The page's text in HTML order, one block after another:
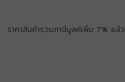
ราคาสินค้ารวมภาษีมูลค่เพิ่ม 7% แล้ว